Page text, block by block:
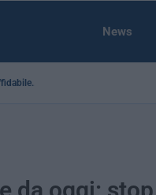
News